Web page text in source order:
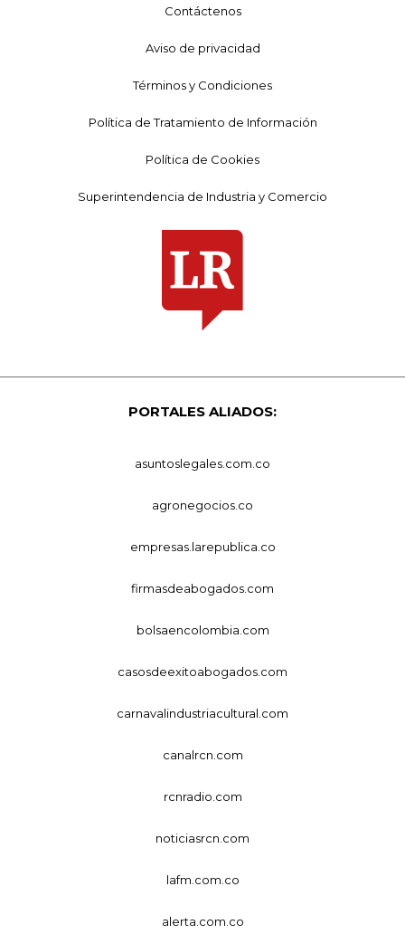
Contáctenos
Aviso de privacidad
Términos y Condiciones
Política de Tratamiento de Información
Política de Cookies
Superintendencia de Industria y Comercio
PORTALES ALIADOS:
asuntoslegales.com.co
agronegocios.co
empresas.larepublica.co
firmasdeabogados.com
bolsaencolombia.com
casosdeexitoabogados.com
carnavalindustriacultural.com
canalrcn.com
rcnradio.com
noticiasrcn.com
lafm.com.co
alerta.com.co